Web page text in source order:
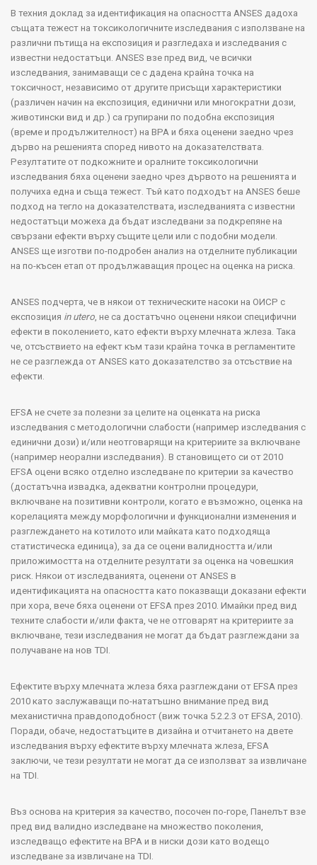
В техния доклад за идентификация на опасността ANSES дадоха
същата тежест на токсикологичните изследвания с използване на
различни пътища на експозиция и разгледаха и изследвания с
известни недостатъци. ANSES взе пред вид, че всички
изследвания, занимаващи се с дадена крайна точка на
токсичност, независимо от другите присъщи характеристики
(различен начин на експозиция, единични или многократни дози,
животински вид и др.) са групирани по подобна експозиция
(време и продължителност) на BPA и бяха оценени заедно чрез
дърво на решенията според нивото на доказателствата.
Резултатите от подкожните и оралните токсикологични
изследвания бяха оценени заедно чрез дървото на решенията и
получиха една и съща тежест. Тъй като подходът на ANSES беше
подход на тегло на доказателствата, изследванията с известни
недостатъци можеха да бъдат изследвани за подкрепяне на
свързани ефекти върху същите цели или с подобни модели.
ANSES ще изготви по-подробен анализ на отделните публикации
на по-късен етап от продължаващия процес на оценка на риска.
ANSES подчерта, че в някои от техническите насоки на ОИСР с
експозиция in utero , не са достатъчно оценени някои специфични
ефекти в поколението, като ефекти върху млечната жлеза. Така
че, отсъствието на ефект към тази крайна точка в регламентите
не се разглежда от ANSES като доказателство за отсъствие на
ефекти.
EFSA не счете за полезни за целите на оценката на риска
изследвания с методологични слабости (например изследвания с
единични дози) и/или неотговарящи на критериите за включване
(например неорални изследвания). В становището си от 2010
EFSA оцени всяко отделно изследване по критерии за качество
(достатъчна извадка, адекватни контролни процедури,
включване на позитивни контроли, когато е възможно, оценка на
корелацията между морфологични и функционални изменения и
разглеждането на котилото или майката като подходяща
статистическа единица), за да се оцени валидността и/или
приложимостта на отделните резултати за оценка на човешкия
риск. Някои от изследванията, оценени от ANSES в
идентификацията на опасността като показващи доказани ефекти
при хора, вече бяха оценени от EFSA през 2010. Имайки пред вид
техните слабости и/или факта, че не отговарят на критериите за
включване, тези изследвания не могат да бъдат разглеждани за
получаване на нов TDI
Ефектите върху млечната жлеза бяха разглеждани от EFSA през
2010 като заслужаващи по-нататъшно внимание пред вид
механистична правдоподобност (виж точка 5.2.2.3 от EFSA, 2010).
Поради, обаче, недостатъците в дизайна и отчитането на двете
изследвания върху ефектите върху млечната жлеза, EFSA
заключи, че тези резултати не могат да се използват за извличане
на TDI.
Въз основа на критерия за качество, посочен по-горе, Панелът взе
пред вид валидно изследване на множество поколения,
изследващо ефектите на BPA и в ниски дози като водещо
изследване за извличане на TDI